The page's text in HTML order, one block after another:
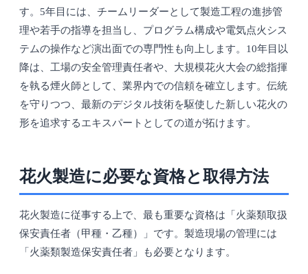
す。5年目には、チームリーダーとして製造工程の進捗管
理や若手の指導を担当し、プログラム構成や電気点火シス
テムの操作など演出面での専門性も向上します。10年目以
降は、工場の安全管理責任者や、大規模花火大会の総指揮
を執る煙火師として、業界内での信頼を確立します。伝統
を守りつつ、最新のデジタル技術を駆使した新しい花火の
形を追求するエキスパートとしての道が拓けます。
花火製造に必要な資格と取得方法
花火製造に従事する上で、最も重要な資格は「火薬類取扱
保安責任者（甲種・乙種）」です。製造現場の管理には
「火薬類製造保安責任者」も必要となります。